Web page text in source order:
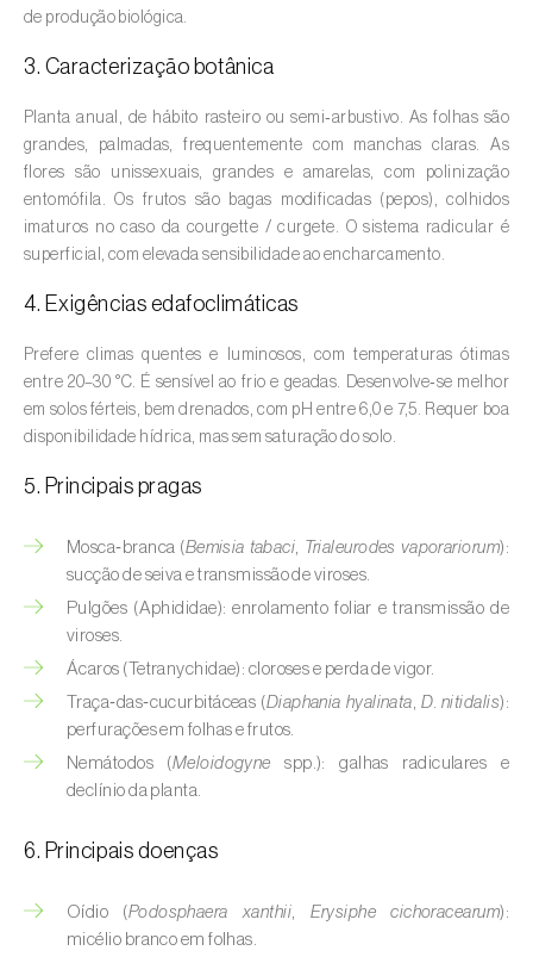
Ananás / Abacaxi (
Anona (Annona spp.)
Áreas não cultivadas (-)
Aromáticas, condimentares e medicinais
(Coriandrum, Petroselinum, Mentha, Ocimum,
Artemisia, Foeniculum, Laurus, Majorana,
Melissa, Pimpinella, Rosmarinus e outras)
Arroz (Oryza spp. )
Aveia (Avena sativa)
Aveleira (Corylus avellana L.)
rotundifolia)
Banana (Musa spp.)
Batata ( Solanum tuberosum
Batata-doce (
Begónia (Hillebrandia sandwicensis e
Begonia spp.)
Beringela ( Solanum melongena
Buxo (Buxus sempervirens L.
de produção biológica.
3. Caracterização botânica
Planta anual, de hábito rasteiro ou semi‑arbustivo. As folhas são
grandes, palmadas, frequentemente com manchas claras. As
flores são unissexuais, grandes e amarelas, com polinização
entomófila. Os frutos são bagas modificadas (pepos), colhidos
imaturos no caso da courgette / curgete. O sistema radicular é
superficial, com elevada sensibilidade ao encharcamento.
4. Exigências edafoclimáticas
Prefere climas quentes e luminosos, com temperaturas ótimas
entre 20–30 °C. É sensível ao frio e geadas. Desenvolve‑se melhor
em solos férteis, bem drenados, com pH entre 6,0 e 7,5. Requer boa
disponibilidade hídrica, mas sem saturação do solo.
5. Principais pragas
Mosca‑branca (Bemisia tabaci, Trialeurodes vaporariorum):
sucção de seiva e transmissão de viroses.
Pulgões (Aphididae): enrolamento foliar e transmissão de
viroses.
Ácaros (Tetranychidae): cloroses e perda de vigor.
Traça‑das‑cucurbitáceas (Diaphania hyalinata,D. nitidalis):
perfurações em folhas e frutos.
Nemátodos (Meloidogyne spp.): galhas radiculares e
declínio da planta.
6. Principais doenças
Oídio (Podosphaera xanthii, Erysiphe cichoracearum):
micélio branco em folhas.